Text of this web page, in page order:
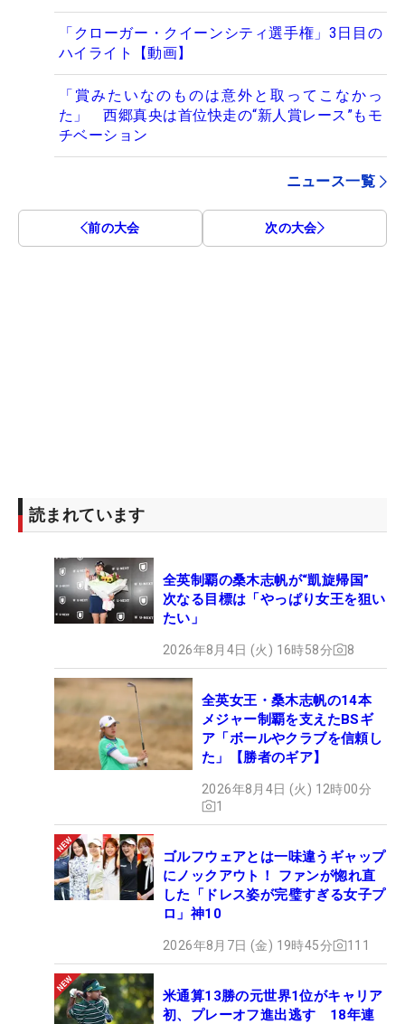
「クローガー・クイーンシティ選手権」3日目の
ハイライト【動画】
「賞みたいなのものは意外と取ってこなかっ
た」 西郷真央は首位快走の“新人賞レース”もモ
チベーション
ニュース一覧
前の大会 次の大会
読まれています
全英制覇の桑木志帆が“凱旋帰国”
次なる目標は「やっぱり女王を狙い
たい」
2026年8月4日 (火) 16時58分 8
全英女王・桑木志帆の14本
メジャー制覇を支えたBSギ
ア「ボールやクラブを信頼し
た」【勝者のギア】
2026年8月4日 (火) 12時00分
1
ゴルフウェアとは一味違うギャップ
にノックアウト！ ファンが惚れ直
した「ドレス姿が完璧すぎる女子プ
ロ」神10
2026年8月7日 (金) 19時45分 111
米通算13勝の元世界1位がキャリア
初、プレーオフ進出逃す 18年連